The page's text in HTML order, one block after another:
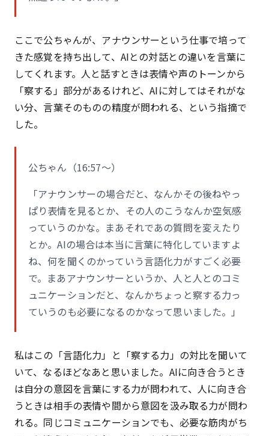
ここで公ちゃんが、アナウンサーという仕事で培って
きた感覚を持ち出して、AIとの対話との違いを言葉に
してくれます。人と話すときは表情や声のトーンから
「察する」部分があるけれど、AIに対してはそれがな
い分、言葉そのものの精度が問われる、という指摘で
した。
公ちゃん（16:57〜）
「アナウンサーの場合だと、なんかその後ねやっ
ぱり表情を見るとか、その人のこうなんか空気感
っていうのかな。まあそれであの質問を変えたり
とか。AIの場合は本当に言葉に特化していますよ
ね、何を聞くのかっていう言語化力がすごく必要
で。まあアナウンサーというか、人と人とのコミ
ュニケーションだと、なんかちょっと察する力っ
ていうのも必要になるのかなって思いました。」
私はこの「言語化力」と「察する力」の対比を聞いて
いて、なるほどなあと思いました。AIに向き合うとき
は自分の意図を言葉にする力が問われて、人に向き合
うときは相手の表情や間から意図を汲み取る力が問わ
れる。同じコミュニケーションでも、必要な筋肉がち